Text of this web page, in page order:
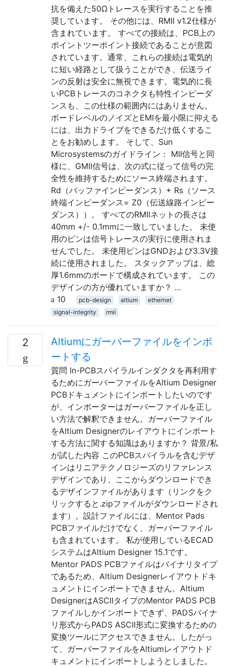
抗を備えた50Ωトレースを実行することを推
奨しています。 その他には、RMII v1.2仕様が
含まれています。 すべての接続は、PCB上の
ポイントツーポイント接続であることが意図
されています。通常、これらの接続は電気的
に短い経路として扱うことができ、伝送ライ
ンの反射は安全に無視できます。電気的に長
いPCBトレースのコネクタも特性インピーダ
ンスも、この仕様の範囲内にはありません。
ボードレベルのノイズとEMIを最小限に抑える
には、出力ドライブをできるだけ低くするこ
とをお勧めします。 そして、Sun
Microsystemsのガイドライン： MII信号と同
様に、GMII信号は、次の式に従って信号の完
全性を維持するためにソース終端されます。
Rd（バッファインピーダンス）+ Rs（ソース
終端インピーダンス= Z0（伝送線路インピー
ダンス））。 すべてのRMIIネットの長さは
40mm +/- 0.1mmに一致していました。 未使
用のピンは信号トレースの実行に使用されま
せんでした。 未使用ピンはGNDおよび3.3V接
続に使用されました。 スタックアップは、総
厚1.6mmのボードで構成されています。 この
デザインの方が優れていますか？ …
10
pcb-design altium
ethernet
signal-integrity
rmii
2
Altiumにガーバーファイルをインポ
ートする
質問 In-PCBスパイラルインダクタを再利用す
るためにガーバーファイルをAltium Designer
PCBドキュメントにインポートしたいのです
が、インポーターはガーバーファイルを正し
い方法で解釈できません。ガーバーファイル
をAltium Designerのレイアウトにインポート
する方法に関する知識はありますか？ 背景/私
が試した内容 このPCBスパイラルを含むデザ
インはリニアテクノロジーズのリファレンス
デザインであり、ここからダウンロードでき
るデザインファイルがあります（リンクをク
リックすると.zipファイルがダウンロードされ
ます）。設計ファイルには、Mentor Pads
PCBファイルだけでなく、ガーバーファイル
も含まれています。 私が使用しているECAD
システムはAltium Designer 15.1です。
Mentor PADS PCBファイルはバイナリタイプ
であるため、Altium Designerレイアウトドキ
ュメントにインポートできません。Altium
DesignerはASCIIタイプのMentor PADS PCB
ファイルしかインポートできず、PADSバイナ
リ形式からPADS ASCII形式に変換するための
変換ツールにアクセスできません。したがっ
て、ガーバーファイルをAltiumレイアウトド
キュメントにインポートしようとしました。